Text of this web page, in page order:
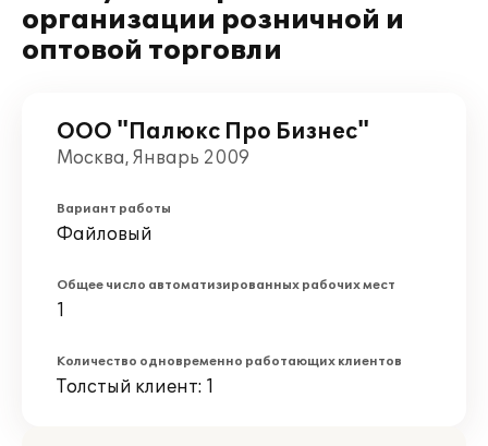
организации розничной и
оптовой торговли
ООО "Палюкс Про Бизнес"
Москва, Январь 2009
Вариант работы
Файловый
Общее число автоматизированных рабочих мест
1
Количество одновременно работающих клиентов
Толстый клиент: 1